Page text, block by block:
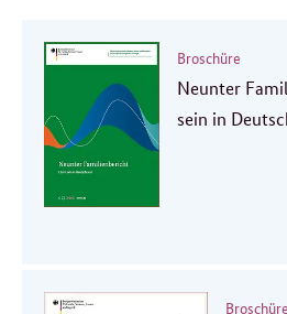
Broschüre
Neunter
sein in
Broschüre